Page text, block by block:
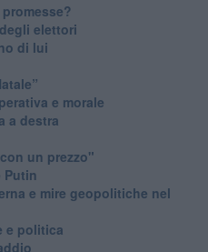
elettori
di lui
e morale
a destra
un prezzo"
Putin
e mire geopolitiche nel
e politica